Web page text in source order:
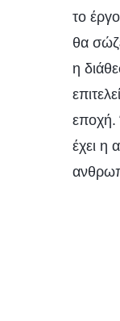
το
θα
η
εποχή.
έχει η